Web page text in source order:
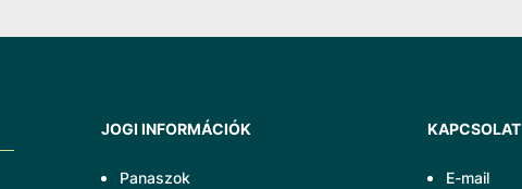
JOGI INFORMÁCIÓK
Panaszok
KAPCSOLAT
E-mail